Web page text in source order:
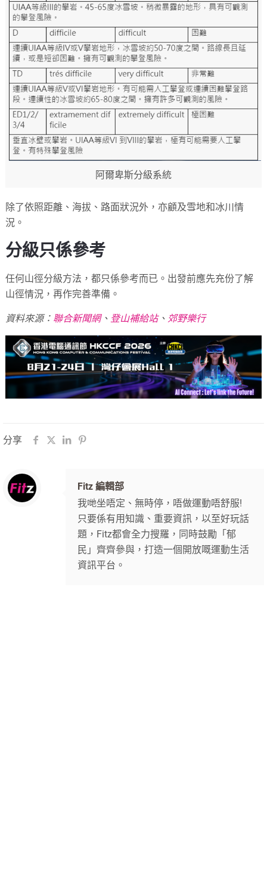
阿爾卑斯分級系統
除了依照距離、海拔、路面狀況外，亦顧及雪地和冰川情
況。
分級只係參考
任何山徑分級方法，都只係參考而已。出發前應先充份了解
山徑情況，再作完善準備。
資料來源： 聯合新聞網、 登山補給站、 郊野樂行
分享
Fitz 編輯部
我哋坐唔定、無時停，唔做運動唔舒服!
只要係有用知識、重要資訊，以至好玩話
題，Fitz都會全力搜羅，同時鼓勵「郁
民」齊齊參與，打造一個開放嘅運動生活
資訊平台。